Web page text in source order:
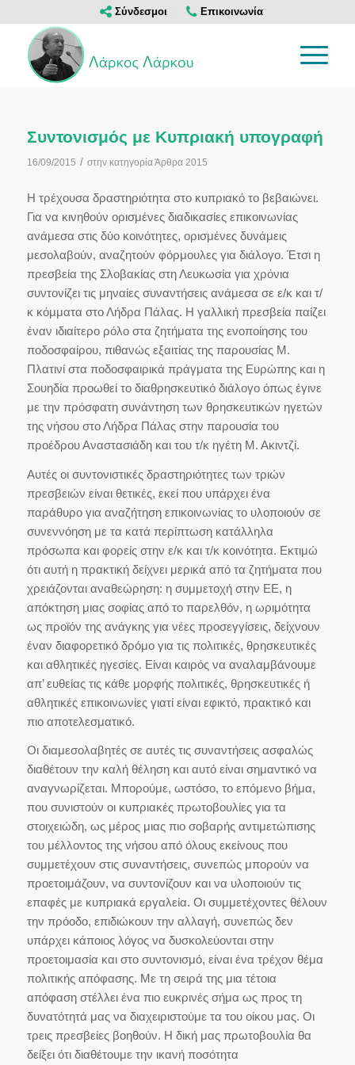
Σύνδεσμοι Επικοινωνία
Συντονισμός με Κυπριακή υπογραφή
16/09/2015 / στην κατηγορίαΆρθρα 2015
Η τρέχουσα δραστηριότητα στο κυπριακό το βεβαιώνει.
Για να κινηθούν ορισμένες διαδικασίες επικοινωνίας
ανάμεσα στις δύο κοινότητες, ορισμένες δυνάμεις
μεσολαβούν, αναζητούν φόρμουλες για διάλογο. Έτσι η
πρεσβεία της Σλοβακίας στη Λευκωσία για χρόνια
συντονίζει τις μηναίες συναντήσεις ανάμεσα σε ε/κ και τ/
κ κόμματα στο Λήδρα Πάλας. Η γαλλική πρεσβεία παίζει
έναν ιδιαίτερο ρόλο στα ζητήματα της ενοποίησης του
ποδοσφαίρου, πιθανώς εξαιτίας της παρουσίας Μ.
Πλατινί στα ποδοσφαιρικά πράγματα της Ευρώπης και η
Σουηδία προωθεί το διαθρησκευτικό διάλογο όπως έγινε
με την πρόσφατη συνάντηση των θρησκευτικών ηγετών
της νήσου στο Λήδρα Πάλας στην παρουσία του
προέδρου Αναστασιάδη και του τ/κ ηγέτη Μ. Ακιντζί.
Αυτές οι συντονιστικές δραστηριότητες των τριών
πρεσβειών είναι θετικές, εκεί που υπάρχει ένα
παράθυρο για αναζήτηση επικοινωνίας το υλοποιούν σε
συνεννόηση με τα κατά περίπτωση κατάλληλα
πρόσωπα και φορείς στην ε/κ και τ/κ κοινότητα. Εκτιμώ
ότι αυτή η πρακτική δείχνει μερικά από τα ζητήματα που
χρειάζονται αναθεώρηση: η συμμετοχή στην ΕΕ, η
απόκτηση μιας σοφίας από το παρελθόν, η ωριμότητα
ως προϊόν της ανάγκης για νέες προσεγγίσεις, δείχνουν
έναν διαφορετικό δρόμο για τις πολιτικές, θρησκευτικές
και αθλητικές ηγεσίες. Είναι καιρός να αναλαμβάνουμε
απ’ ευθείας τις κάθε μορφής πολιτικές, θρησκευτικές ή
αθλητικές επικοινωνίες γιατί είναι εφικτό, πρακτικό και
πιο αποτελεσματικό.
Οι διαμεσολαβητές σε αυτές τις συναντήσεις ασφαλώς
διαθέτουν την καλή θέληση και αυτό είναι σημαντικό να
αναγνωρίζεται. Μπορούμε, ωστόσο, το επόμενο βήμα,
που συνιστούν οι κυπριακές πρωτοβουλίες για τα
στοιχειώδη, ως μέρος μιας πιο σοβαρής αντιμετώπισης
του μέλλοντος της νήσου από όλους εκείνους που
συμμετέχουν στις συναντήσεις, συνεπώς μπορούν να
προετοιμάζουν, να συντονίζουν και να υλοποιούν τις
επαφές με κυπριακά εργαλεία. Οι συμμετέχοντες θέλουν
την πρόοδο, επιδιώκουν την αλλαγή, συνεπώς δεν
υπάρχει κάποιος λόγος να δυσκολεύονται στην
προετοιμασία και στο συντονισμό, είναι ένα τρέχον θέμα
πολιτικής απόφασης. Με τη σειρά της μια τέτοια
απόφαση στέλλει ένα πιο ευκρινές σήμα ως προς τη
δυνατότητά μας να διαχειριστούμε τα του οίκου μας. Οι
τρεις πρεσβείες βοηθούν. Η δική μας πρωτοβουλία θα
δείξει ότι διαθέτουμε την ικανή ποσότητα